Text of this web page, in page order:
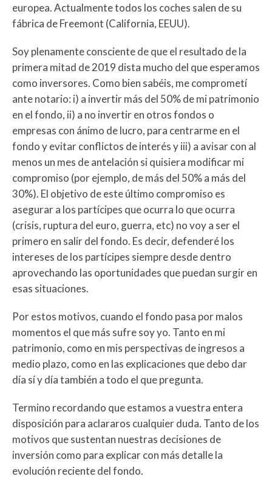
europea. Actualmente todos los coches salen de su
fábrica de Freemont (California, EEUU).
Soy plenamente consciente de que el resultado de la
primera mitad de 2019 dista mucho del que esperamos
como inversores. Como bien sabéis, me comprometí
ante notario: i) a invertir más del 50% de mi patrimonio
en el fondo, ii) a no invertir en otros fondos o
empresas con ánimo de lucro, para centrarme en el
fondo y evitar conflictos de interés y iii) a avisar con al
menos un mes de antelación si quisiera modificar mi
compromiso (por ejemplo, de más del 50% a más del
30%). El objetivo de este último compromiso es
asegurar a los partícipes que ocurra lo que ocurra
(crisis, ruptura del euro, guerra, etc) no voy a ser el
primero en salir del fondo. Es decir, defenderé los
intereses de los partícipes siempre desde dentro
aprovechando las oportunidades que puedan surgir en
esas situaciones.
Por estos motivos, cuando el fondo pasa por malos
momentos el que más sufre soy yo. Tanto en mi
patrimonio, como en mis perspectivas de ingresos a
medio plazo, como en las explicaciones que debo dar
día sí y día también a todo el que pregunta.
Termino recordando que estamos a vuestra entera
disposición para aclararos cualquier duda. Tanto de los
motivos que sustentan nuestras decisiones de
inversión como para explicar con más detalle la
evolución reciente del fondo.